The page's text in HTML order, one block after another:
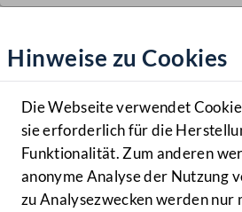
Hilfe
Benutzer
Navigationsmenü öffnen
MENÜ
Hinweise zu Cookies
Die Webseite verwendet
sie erforderlich für die
Funktionalität. Zum anderen
anonyme Analyse der Nutzung
zu Analysezwecken werden nur